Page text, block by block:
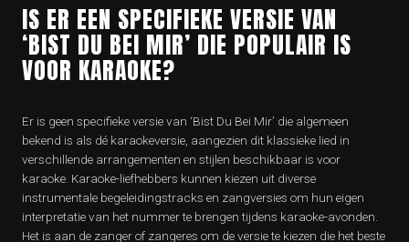
IS ER EEN SPECIFIEKE VERSIE VAN
‘BIST DU BEI MIR’ DIE POPULAIR IS
VOOR KARAOKE?
Er is geen specifieke versie van ‘Bist Du Bei Mir’ die algemeen
bekend is als dé karaokeversie, aangezien dit klassieke lied in
verschillende arrangementen en stijlen beschikbaar is voor
karaoke. Karaoke-liefhebbers kunnen kiezen uit diverse
instrumentale begeleidingstracks en zangversies om hun eigen
interpretatie van het nummer te brengen tijdens karaoke-avonden.
Het is aan de zanger of zangeres om de versie te kiezen die het beste